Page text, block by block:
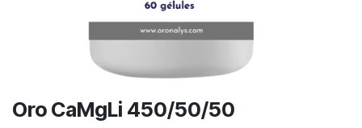
Oro CaMgLi 450/50/50